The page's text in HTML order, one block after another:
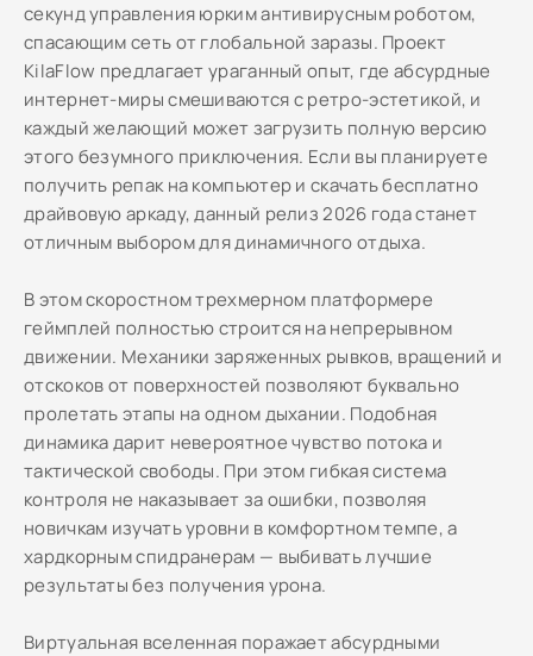
секунд управления юрким антивирусным роботом,
спасающим сеть от глобальной заразы. Проект
KilaFlow предлагает ураганный опыт, где абсурдные
интернет-миры смешиваются с ретро-эстетикой, и
каждый желающий может загрузить полную версию
этого безумного приключения. Если вы планируете
получить репак на компьютер и скачать бесплатно
драйвовую аркаду, данный релиз 2026 года станет
отличным выбором для динамичного отдыха.
В этом скоростном трехмерном платформере
геймплей полностью строится на непрерывном
движении. Механики заряженных рывков, вращений и
отскоков от поверхностей позволяют буквально
пролетать этапы на одном дыхании. Подобная
динамика дарит невероятное чувство потока и
тактической свободы. При этом гибкая система
контроля не наказывает за ошибки, позволяя
новичкам изучать уровни в комфортном темпе, а
хардкорным спидранерам — выбивать лучшие
результаты без получения урона.
Виртуальная вселенная поражает абсурдными